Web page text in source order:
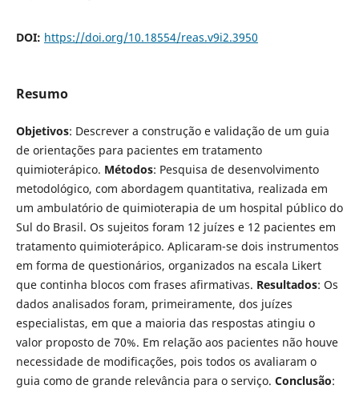
DOI: https://doi.org/10.18554/reas.v9i2.3950
Resumo
Objetivos: Descrever a construção e validação de um guia
de orientações para pacientes em tratamento
quimioterápico. Métodos: Pesquisa de desenvolvimento
metodológico, com abordagem quantitativa, realizada em
um ambulatório de quimioterapia de um hospital público do
Sul do Brasil. Os sujeitos foram 12 juízes e 12 pacientes em
tratamento quimioterápico. Aplicaram-se dois instrumentos
em forma de questionários, organizados na escala Likert
que continha blocos com frases afirmativas. Resultados: Os
dados analisados foram, primeiramente, dos juízes
especialistas, em que a maioria das respostas atingiu o
valor proposto de 70%. Em relação aos pacientes não houve
necessidade de modificações, pois todos os avaliaram o
guia como de grande relevância para o serviço. Conclusão: